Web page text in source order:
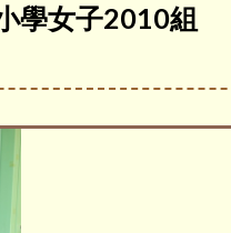
學女子2010組